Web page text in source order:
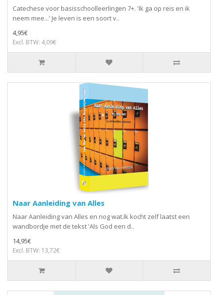
Catechese voor basisschoolleerlingen 7+. 'Ik ga op reis en ik
neem mee...' Je leven is een soort v..
4,95€
Excl. BTW: 4,09€
Naar Aanleiding van Alles
Naar Aanleiding van Alles en nog wat.Ik kocht zelf laatst een
wandbordje met de tekst 'Als God een d..
14,95€
Excl. BTW: 13,72€